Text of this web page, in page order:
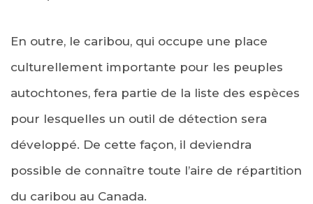
En outre, le caribou, qui occupe une place
culturellement importante pour les peuples
autochtones, fera partie de la liste des espèces
pour lesquelles un outil de détection sera
développé. De cette façon, il deviendra
possible de connaître toute l’aire de répartition
du caribou au Canada.